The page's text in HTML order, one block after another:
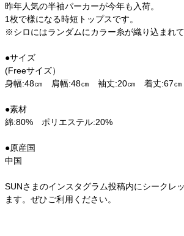
昨年人気の半袖パーカーが今年も入荷。
1枚で様になる時短トップスです。
※シロにはランダムにカラー糸が織り込まれて
●サイズ
(Freeサイズ）
身幅:48㎝ 肩幅:48㎝ 袖丈:20㎝ 着丈:67㎝
●素材
綿:80% ポリエステル:20%
●原産国
中国
SUNさまのインスタグラム投稿内にシークレ
ます。ぜひご利用ください。